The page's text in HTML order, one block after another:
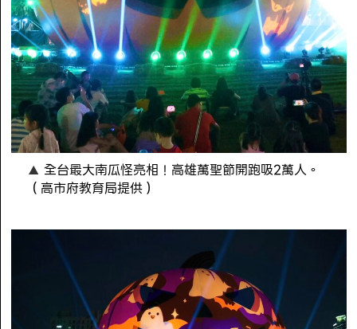
全台最大南瓜怪亮相！高雄萬聖節開跑吸2萬人。
（高市府教育局提供）